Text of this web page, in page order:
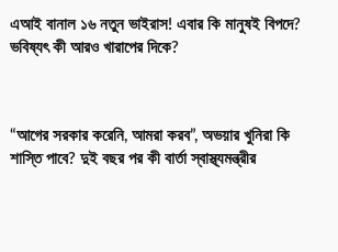
এআই বানাল ১৬ নতুন ভাইরাস! এবার কি মানুষই বিপদে?
ভবিষ্যৎ কী আরও খারাপের দিকে?
“আগের সরকার করেনি, আমরা করব”, অভয়ার খুনিরা কি
শাস্তি পাবে? দুই বছর পর কী বার্তা স্বাস্থ্যমন্ত্রীর